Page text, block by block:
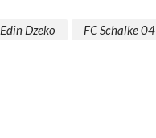
Edin Dzeko FC Schalke 04